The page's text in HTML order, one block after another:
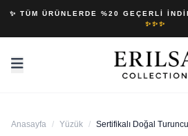
✨ TÜM ÜRÜNLERDE %20 GEÇERLI
✨✨✨
Anasayfa / Yüzük / Sertifikalı Doğal